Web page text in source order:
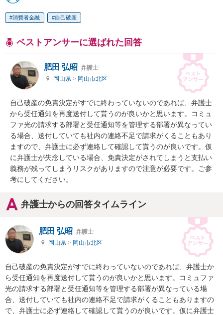
消費者金融 自己破産
ベストアンサーに選ばれた回答
肥田 弘昭 弁護士
岡山県 > 岡山市北区
自己破産の免責決定がすでに終わっていないのであれば、弁護士
から受任通知を再度送付して貰うのが良いかと思います。コミュ
ファ光の請求する部署と受任通知等を管理する部署が異なってい
る場合、送付していても社内の連絡不足で請求がくることもあり
ますので、弁護士に必ず連絡して確認して貰うのが良いです。仮
に弁護士が失念している場合、免責決定がされてしまうと支払い
義務が残ってしまうリスクがありますので注意が必要です。ご参
考にしてください。
弁護士からの回答タイムライン
肥田 弘昭 弁護士
岡山県 > 岡山市北区
自己破産の免責決定がすでに終わっていないのであれば、弁護士か
ら受任通知を再度送付して貰うのが良いかと思います。コミュファ
光の請求する部署と受任通知等を管理する部署が異なっている場
合、送付していても社内の連絡不足で請求がくることもありますの
で、弁護士に必ず連絡して確認して貰うのが良いです。仮に弁護士